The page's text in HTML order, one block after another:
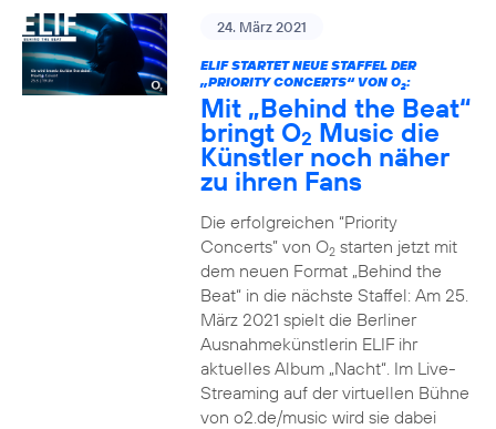
24. März 2021
ELIF STARTET NEUE STAFFEL DER
„PRIORITY CONCERTS“ VON O2:
Mit „Behind the Beat“
bringt O2 Music die
Künstler noch näher
zu ihren Fans
Die erfolgreichen “Priority
Concerts” von O2starten jetzt mit
dem neuen Format „Behind the
Beat“ in die nächste Staffel: Am 25.
März 2021 spielt die Berliner
Ausnahmekünstlerin ELIF ihr
aktuelles Album „Nacht“. Im Live-
Streaming auf der virtuellen Bühne
von o2.de/music wird sie dabei